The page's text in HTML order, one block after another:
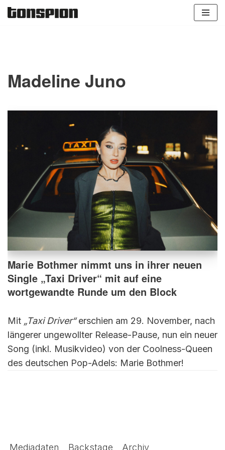
Madeline Juno
Marie Bothmer nimmt uns in ihrer neuen
Single „Taxi Driver“ mit auf eine
wortgewandte Runde um den Block
Mit „Taxi Driver“erschien am 29. November, nach
längerer ungewollter Release-Pause, nun ein neuer
Song (inkl. Musikvideo) von der Coolness-Queen
des deutschen Pop-Adels: Marie Bothmer!
Mediadaten Backstage Archiv